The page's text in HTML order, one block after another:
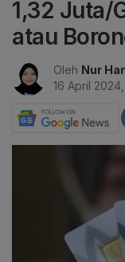
1,32 Juta/
atau
Oleh Nur
16 April 2024,